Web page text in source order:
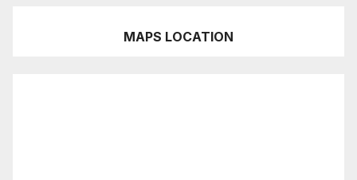
MAPS LOCATION